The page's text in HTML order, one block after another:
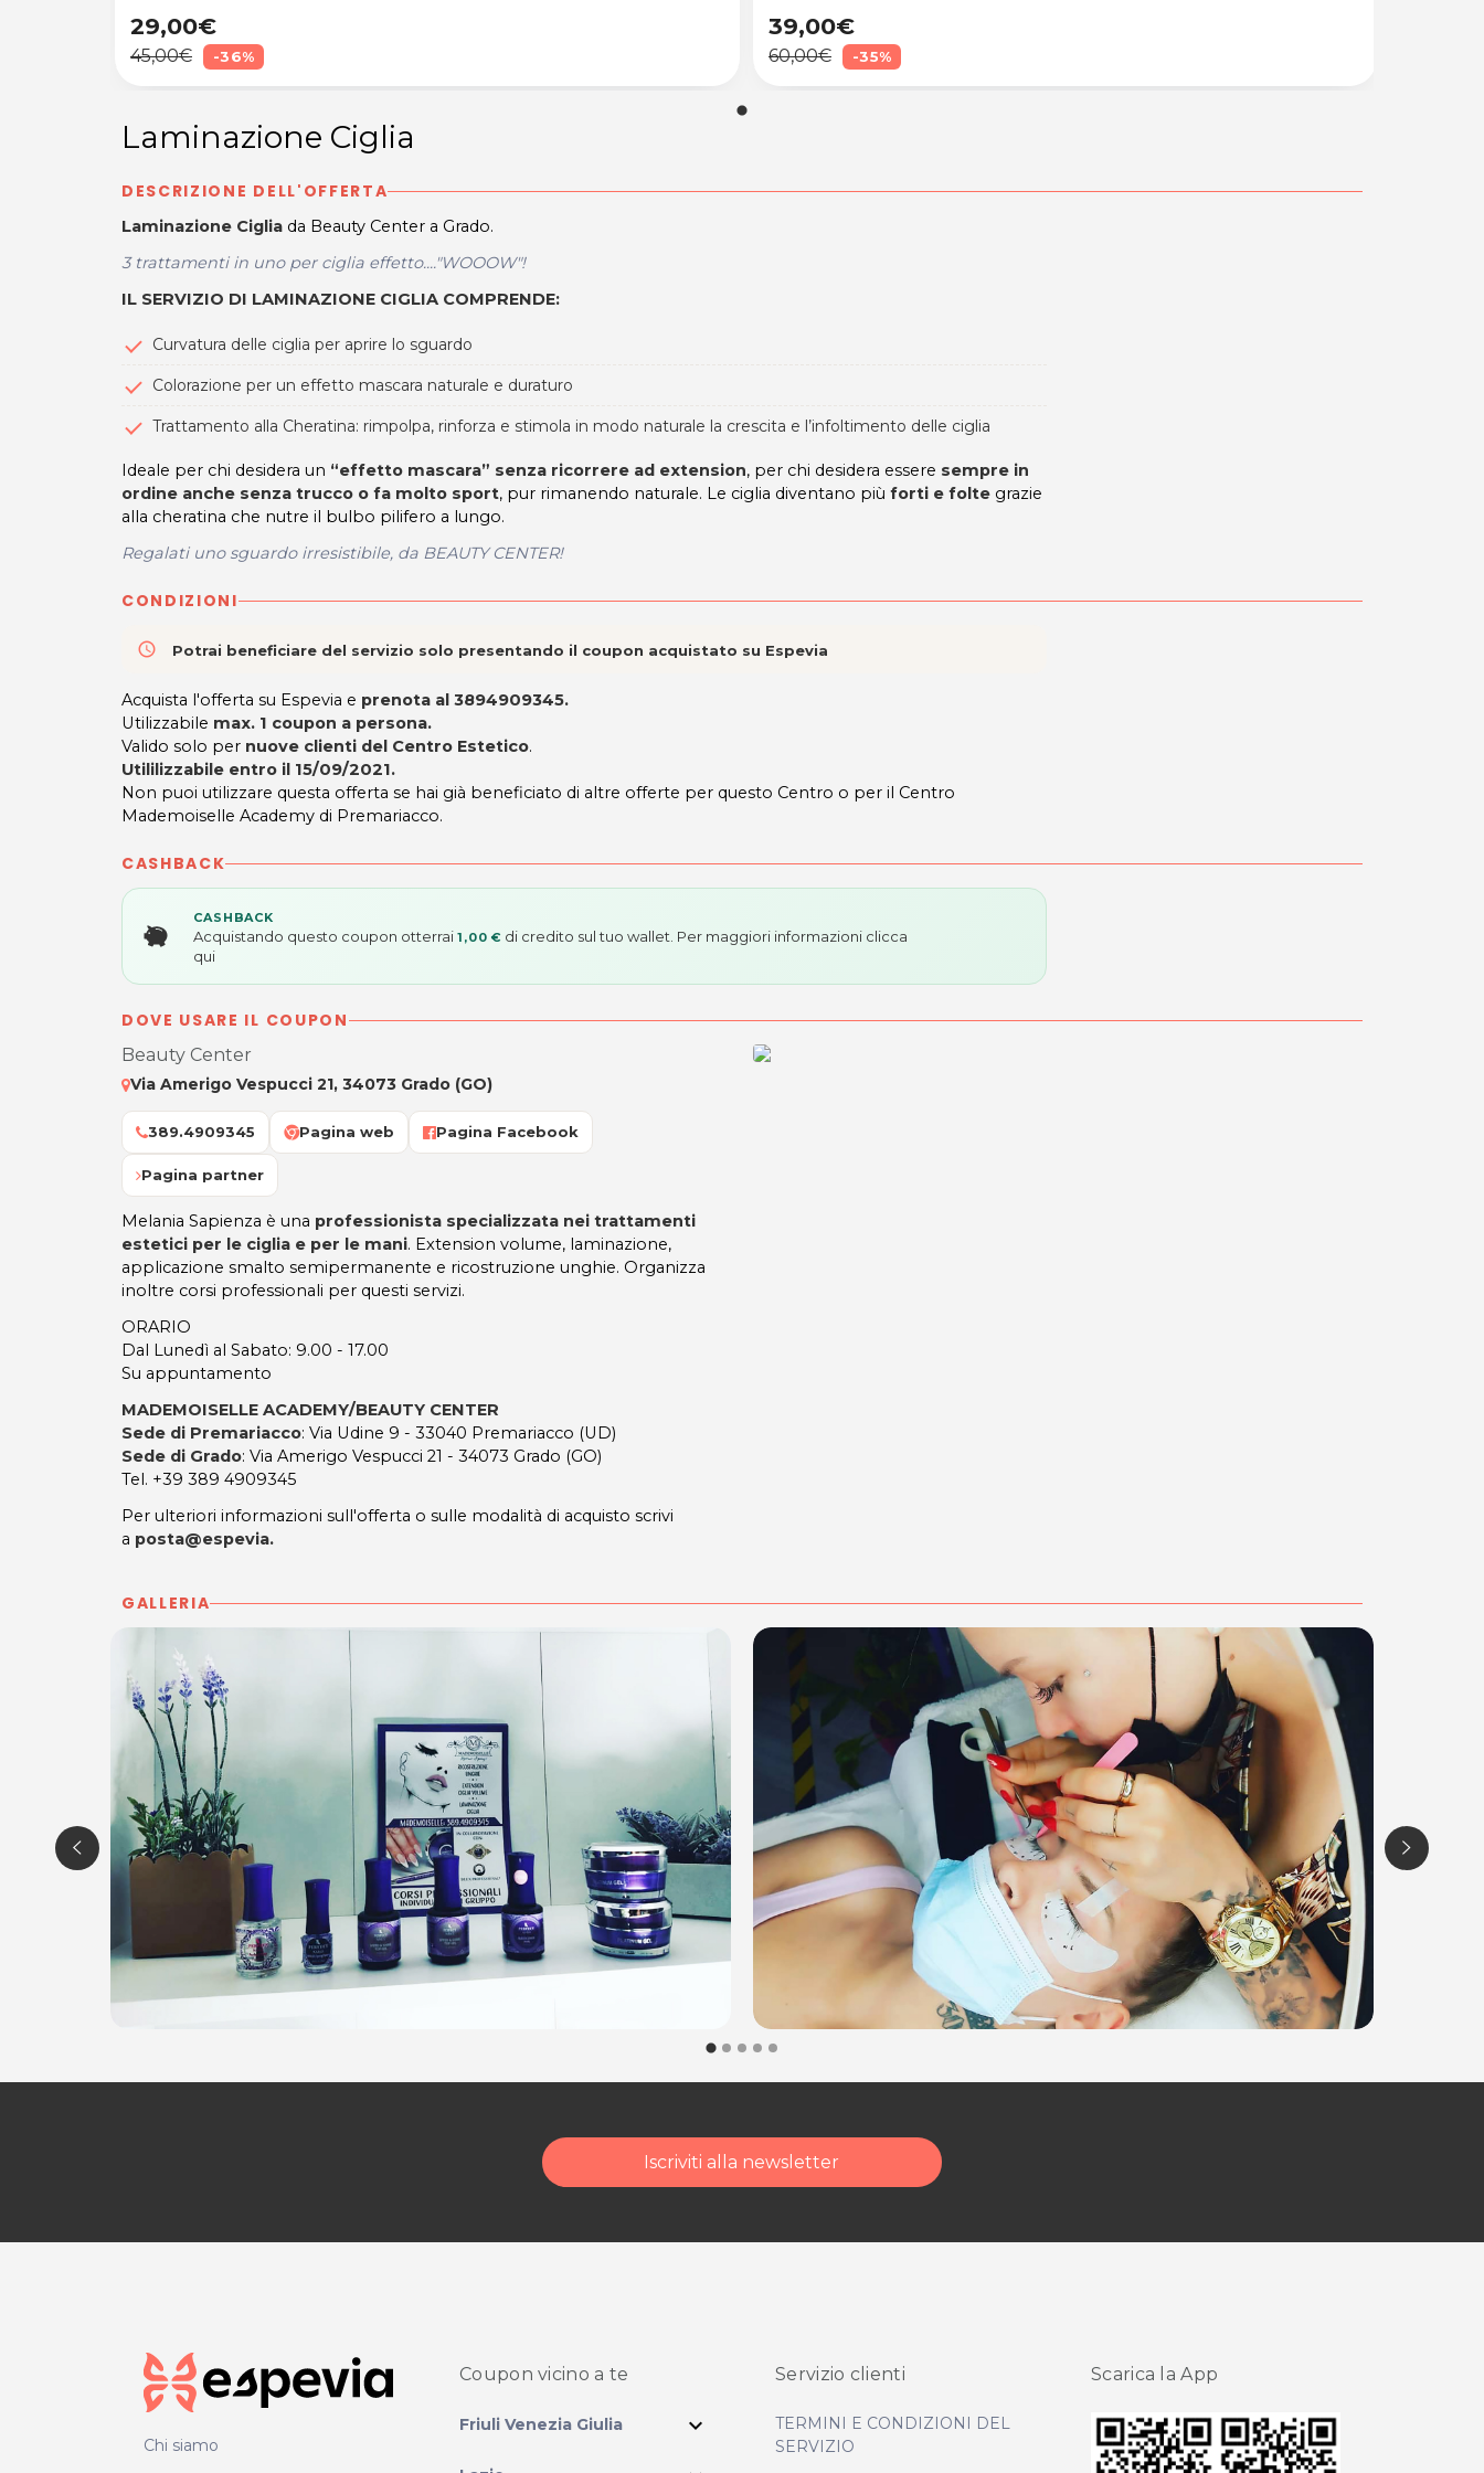
29,00€
45,00€ -36%
39,00€
60,00€ -35%
Laminazione Ciglia
DESCRIZIONE DELL'OFFERTA
Laminazione Ciglia da Beauty Center a Grado.
3 trattamenti in uno per ciglia effetto...."WOOOW"!
IL SERVIZIO DI LAMINAZIONE CIGLIA COMPRENDE:
Curvatura delle ciglia per aprire lo sguardo
Colorazione per un effetto mascara naturale e duraturo
Trattamento alla Cheratina: rimpolpa, rinforza e stimola in modo naturale la crescita e l’infoltimento delle ciglia
Ideale per chi desidera un “effetto mascara” senza ricorrere ad extension, per chi desidera essere sempre in
ordine anche senza trucco o fa molto sport, pur rimanendo naturale. Le ciglia diventano più forti e folte grazie
alla cheratina che nutre il bulbo pilifero a lungo.
Regalati uno sguardo irresistibile, da BEAUTY CENTER!
CONDIZIONI
access_time Potrai beneficiare del servizio solo presentando il coupon acquistato su Espevia
Acquista l'offerta su Espevia e prenota al 3894909345.
Utilizzabile max. 1 coupon a persona.
Valido solo per nuove clienti del Centro Estetico.
Utililizzabile entro il 15/09/2021.
Non puoi utilizzare questa offerta se hai già beneficiato di altre offerte per questo Centro o per il Centro
Mademoiselle Academy di Premariacco.
CASHBACK
CASHBACK
Acquistando questo coupon otterrai 1,00 € di credito sul tuo wallet. Per maggiori informazioni clicca
qui
DOVE USARE IL COUPON
Beauty Center
Via Amerigo Vespucci 21, 34073 Grado (GO)
389.4909345 Pagina web Pagina Facebook
Pagina partner
Melania Sapienza è una professionista specializzata nei trattamenti
estetici per le ciglia e per le mani. Extension volume, laminazione,
applicazione smalto semipermanente e ricostruzione unghie. Organizza
inoltre corsi professionali per questi servizi.
ORARIO
Dal Lunedì al Sabato: 9.00 - 17.00
Su appuntamento
MADEMOISELLE ACADEMY/BEAUTY CENTER
Sede di Premariacco: Via Udine 9 - 33040 Premariacco (UD)
Sede di Grado: Via Amerigo Vespucci 21 - 34073 Grado (GO)
Tel. +39 389 4909345
Per ulteriori informazioni sull'offerta o sulle modalità di acquisto scrivi
a posta@espevia.
GALLERIA
Iscriviti alla newsletter
Chi siamo
Coupon vicino a te
Friuli Venezia Giulia expand_more
Servizio clienti
TERMINI E CONDIZIONI DEL
SERVIZIO
Scarica la App